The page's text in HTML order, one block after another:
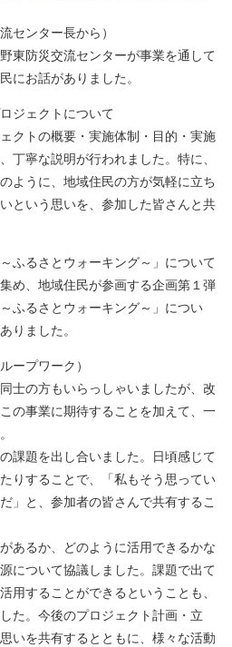
センター長から）
東防災交流センターが事業を通して
にお話がありました。
ジェクトについて
クトの概要・実施体制・目的・実施
丁寧な説明が行われました。特に、
ように、地域住民の方が気軽に立ち
という思いを、参加した皆さんと共
ふるさとウォーキング～」について
め、地域住民が参画する企画第１弾
ふるさとウォーキング～」につい
りました。
ープワーク）
士の方もいらっしゃいましたが、改
の事業に期待することを加えて、一
課題を出し合いました。日頃感じて
りすることで、「私もそう思ってい
」と、参加者の皆さんで共有するこ
あるか、どのように活用できるかな
について協議しました。課題で出て
用することができるということも、
た。今後のプロジェクト計画・立
いを共有するとともに、様々な活動